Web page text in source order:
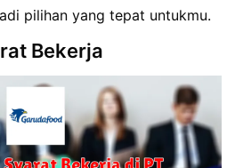
pilihan yang tepat untukmu.
Bekerja